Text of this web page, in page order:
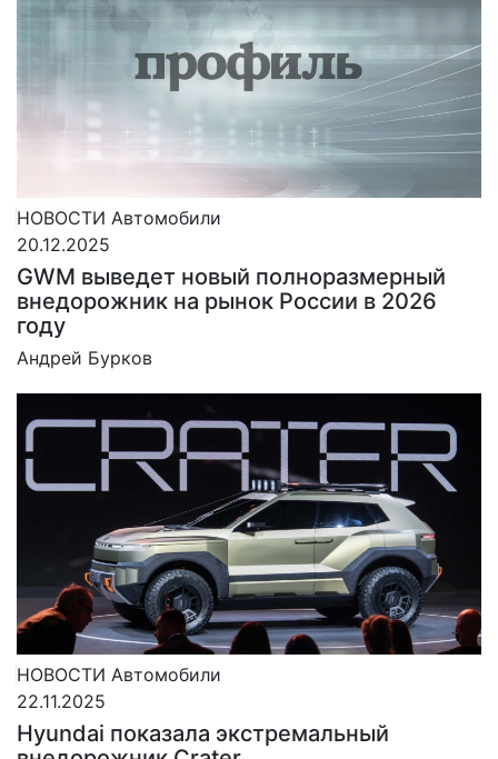
НОВОСТИ Автомобили
20.12.2025
GWM выведет новый полноразмерный
внедорожник на рынок России в 2026
году
Андрей Бурков
НОВОСТИ Автомобили
22.11.2025
Hyundai показала экстремальный